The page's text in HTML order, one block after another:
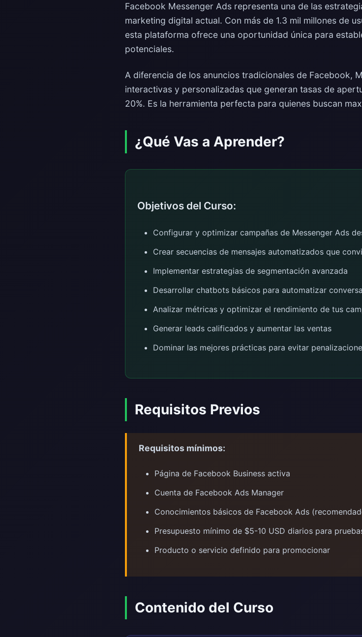
Facebook Messenger Ads representa una de las
marketing digital actual. Con más de 1.3 mil millones de
esta plataforma ofrece una oportunidad única para
potenciales.
A diferencia de los anuncios tradicionales de Facebook,
interactivas y personalizadas que generan tasas de
20%. Es la herramienta perfecta para quienes buscan
¿Qué Vas a Aprender?
Objetivos del Curso:
Configurar y optimizar campañas de Messenger Ads
Crear secuencias de mensajes automatizados que
Implementar estrategias de segmentación avanzada
Desarrollar chatbots básicos para automatizar
Analizar métricas y optimizar el rendimiento de tus
Generar leads calificados y aumentar las ventas
Dominar las mejores prácticas para evitar
Requisitos Previos
Requisitos mínimos:
Página de Facebook Business activa
Cuenta de Facebook Ads Manager
Conocimientos básicos de Facebook Ads
Presupuesto mínimo de $5-10 USD diarios para
Producto o servicio definido para promocionar
Contenido del Curso